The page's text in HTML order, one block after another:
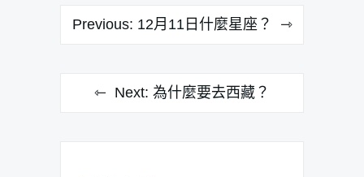
文Previous: 12月11日什麼星座？
Next: 為什麼要去西藏？